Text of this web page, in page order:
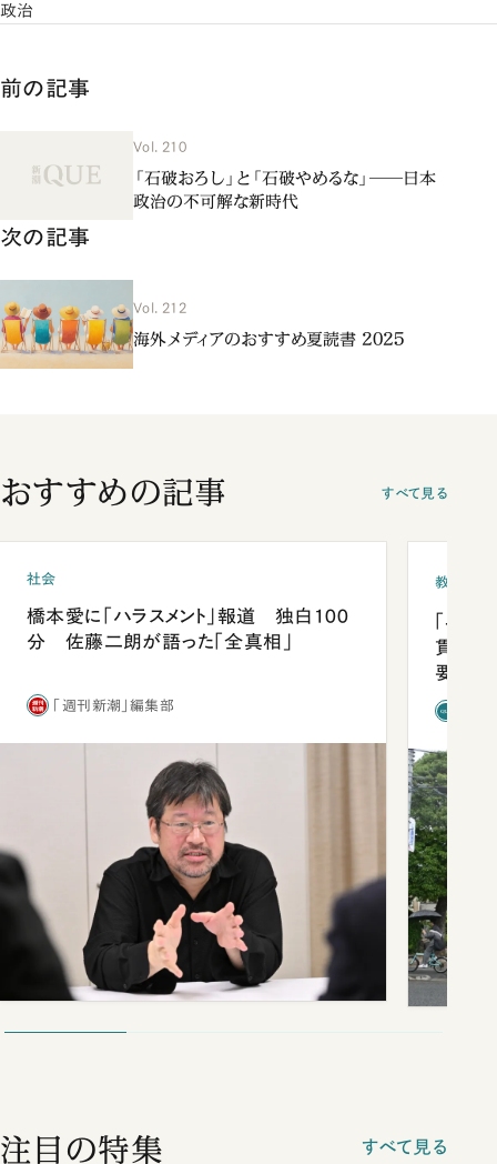
政治
前の記事
Vol. 210
「石破おろし」と「石破やめるな」――日本
政治の不可解な新時代
次の記事
Vol. 212
海外メディアのおすすめ夏読書 2025
おすすめの記事 すべて見る
社会
橋本愛に「ハラスメント」報道 独白100
分 佐藤二朗が語った「全真相」
「週刊新潮」編集部
教育
「早
貫校へ
要だっ
注目の特集 すべて見る